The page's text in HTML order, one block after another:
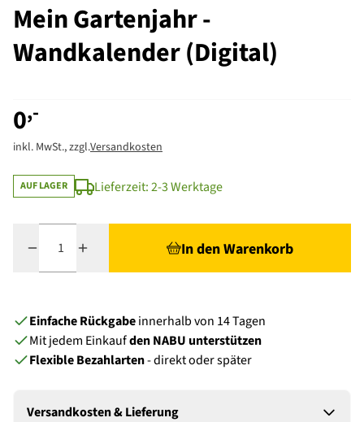
Mein Gartenjahr -
Wandkalender (Digital)
0,-
inkl. MwSt., zzgl.Versandkosten
AUF LAGER Lieferzeit: 2-3 Werktage
In den Warenkorb
Einfache Rückgabeinnerhalb von 14 Tagen
Mit jedem Einkaufden NABU unterstützen
Flexible Bezahlarten- direkt oder später
Versandkosten & Lieferung